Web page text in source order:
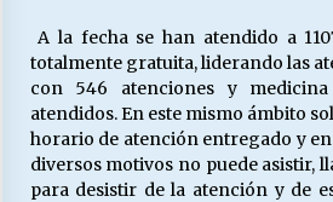
A la fecha se han atendido a
totalmente gratuita, liderando las
con 546 atenciones y
atendidos. En este mismo ámbito
horario de atención entregado y
diversos motivos no puede asistir,
para desistir de la atención y de